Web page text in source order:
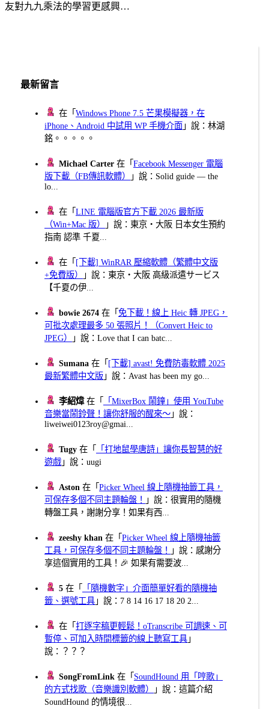
友對九九乘法的學習更感興…
最新留言
在「Windows Phone 7.5 芒果模擬器，在
iPhone、Android 中試用 WP 手機介面 」說：林湖
銘。。。。。
Michael Carter 在「Facebook Messenger 電腦
版下載（FB傳訊軟體）
」說：Solid guide — the
lo...
在「LINE 電腦版官方下載 2026 最新版
（Win+Mac 版）
」說：東京・大阪 日本女生預約
指南 認準 千夏...
在「 [下載] WinRAR 壓縮軟體（繁體中文版
+免費版）
」說：東京・大阪 高級派遣サービス
【千夏の伊...
bowie 2674 在「免下載！線上 Heic 轉 JPEG，
可批次處理最多 50 張照片！（Convert Heic to
JPEG）
」說：Love that I can batc...
Sumana 在「 [下載] avast! 免費防毒軟體 2025
最新繁體中文版 」說：Avast has been my go...
李紹煒在「
「MixerBox 鬧鐘」使用 YouTube
音樂當鬧鈴聲！讓你舒服的醒來～ 」說：
liweiwei0123roy@gmai...
Tugy 在「
「打地鼠學唐詩」讓你長智慧的好
遊戲 」說：uugi
Aston 在「Picker Wheel 線上隨機抽籤工具，
可保存多個不同主題輪盤！
」說：很實用的隨機
轉盤工具，謝謝分享！如果有西...
zeeshy khan 在「Picker Wheel 線上隨機抽籤
工具，可保存多個不同主題輪盤！
」說：感謝分
享這個實用的工具！🎉 如果有需要波...
5 在「
「隨機數字」介面簡單好看的隨機抽
籤、選號工具 」說：7 8 14 16 17 18 20 2...
在「打逐字稿更輕鬆！oTranscribe 可調速、可
暫停、可加入時間標籤的線上聽寫工具 」
說：？？？
SongFromLink 在「 SoundHound 用「哼歌」
的方式找歌（音樂識別軟體）
」說：這篇介紹
SoundHound 的情境很...